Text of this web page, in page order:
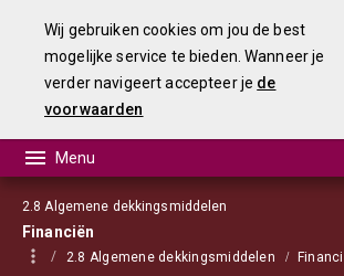
2.8 Algemene dekkingsmiddelen
Financiën
2.8 Algemene dekkingsmiddelen
Wij gebruiken cookies om jou de best
mogelijke service te bieden. Wanneer je
verder navigeert accepteer je de
voorwaarden